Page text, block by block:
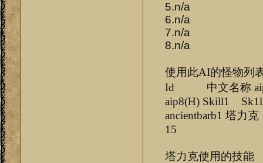
5.n/a
6.n/a
7.n/a
8.n/a
使用此AI的怪物列
Id 中文名称
aip8(H) Skill1
15
塔力克使用的技能